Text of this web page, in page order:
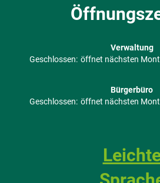
Verwaltung
Klicken, um weitere Öffnungs- oder
Geschlossen: öffnet nächsten
Bürgerbüro
Klicken, um weitere Öffnungs- oder
Geschlossen: öffnet nächsten